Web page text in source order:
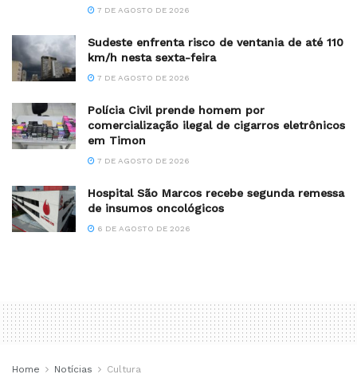
7 DE AGOSTO DE 2026
Sudeste enfrenta risco de ventania de até 110
km/h nesta sexta-feira
7 DE AGOSTO DE 2026
Polícia Civil prende homem por
comercialização ilegal de cigarros eletrônicos
em Timon
7 DE AGOSTO DE 2026
Hospital São Marcos recebe segunda remessa
de insumos oncológicos
6 DE AGOSTO DE 2026
Home Notícias Cultura